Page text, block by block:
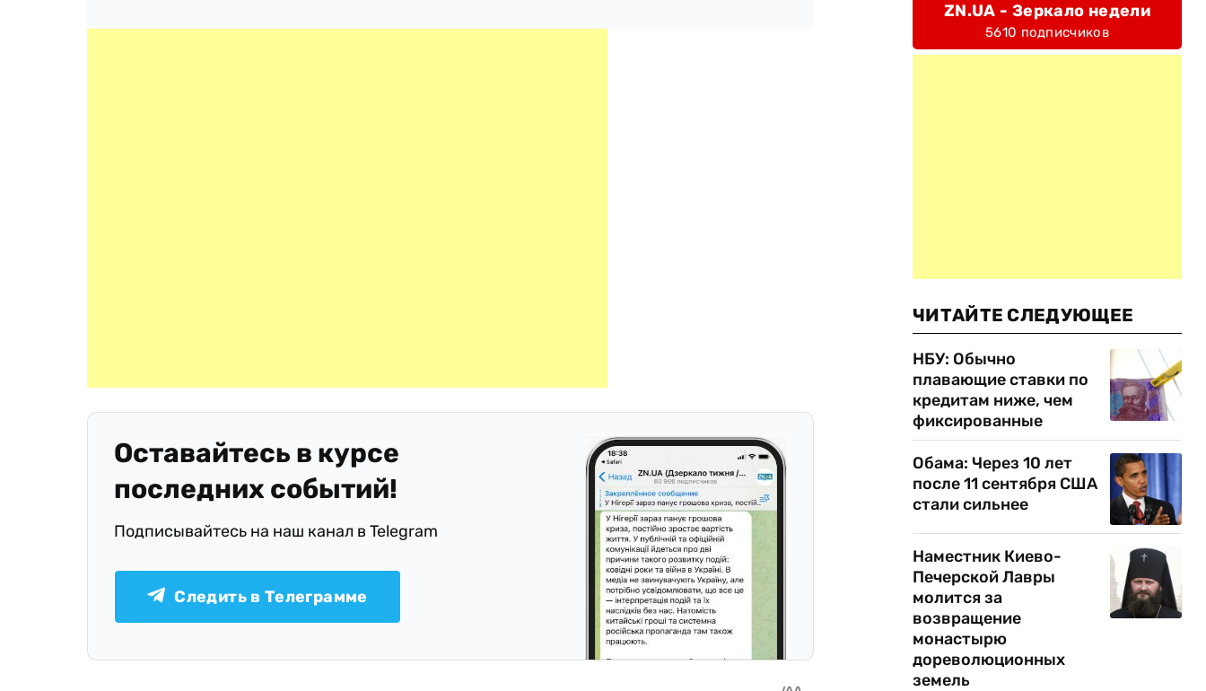
Оставайтесь в курсе
последних событий!
Подписывайтесь на наш канал в Telegram
Следить в Телеграмме
ZN.UA - Зеркало недели
5610 подписчиков
ЧИТАЙТЕ СЛЕДУЮЩЕЕ
НБУ: Обычно
плавающие ставки по
кредитам ниже, чем
фиксированные
Обама: Через 10 лет
после 11 сентября США
стали сильнее
Наместник Киево-
Печерской Лавры
молится за
возвращение
монастырю
дореволюционных
земель